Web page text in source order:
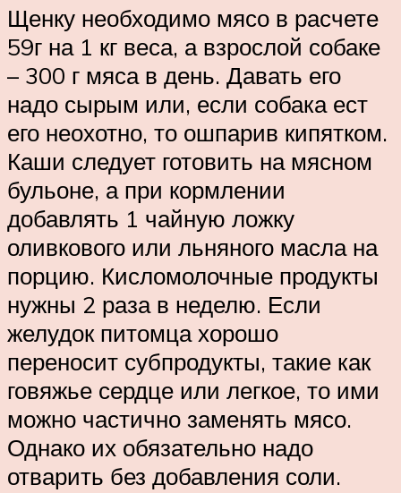
Щенку необходимо мясо в расчете
59г на 1 кг веса, а взрослой собаке
– 300 г мяса в день. Давать его
надо сырым или, если собака ест
его неохотно, то ошпарив кипятком.
Каши следует готовить на мясном
бульоне, а при кормлении
добавлять 1 чайную ложку
оливкового или льняного масла на
порцию. Кисломолочные продукты
нужны 2 раза в неделю. Если
желудок питомца хорошо
переносит субпродукты, такие как
говяжье сердце или легкое, то ими
можно частично заменять мясо.
Однако их обязательно надо
отварить без добавления соли.